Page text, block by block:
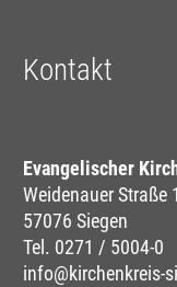
Kontakt
Evangelischer
Weidenauer Straße
57076 Siegen
Tel. 0271 / 5004-0
info@kirchenkreis-